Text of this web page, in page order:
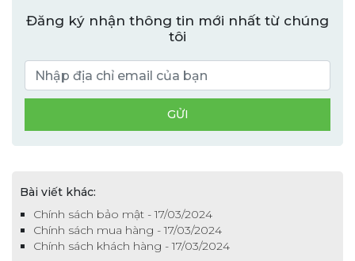
Đăng ký nhận thông tin mới nhất từ chúng
tôi
Bài viết khác:
Chính sách bảo mật - 17/03/2024
Chính sách mua hàng - 17/03/2024
Chính sách khách hàng - 17/03/2024